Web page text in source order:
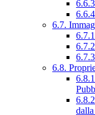
6.7.
6.8.